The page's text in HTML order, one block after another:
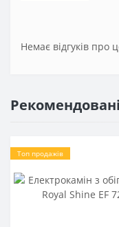
Немає відгуків про
Топ продажів